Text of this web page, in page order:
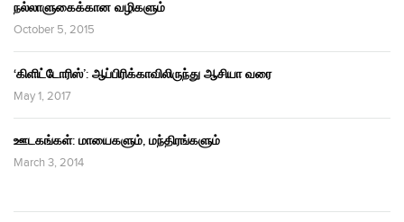
நல்லாளுகைக்கான வழிகளும்
October 5, 2015
‘கிளிட்டோரிஸ்’: ஆப்பிரிக்காவிலிருந்து ஆசியா வரை
May 1, 2017
ஊடகங்கள்: மாயைகளும், மந்திரங்களும்
March 3, 2014